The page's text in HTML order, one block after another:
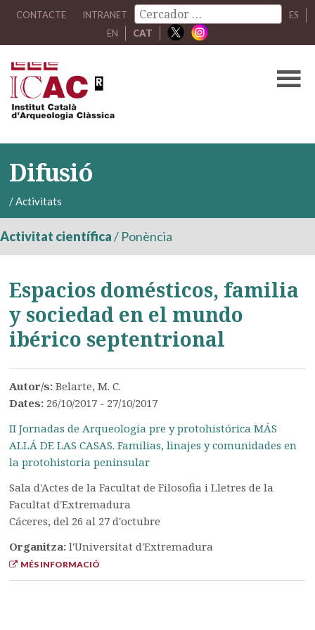
CONTACTE INTRANET
ES
EN
CAT
Difusió
/Activitats
Activitat científica/ Ponència
Espacios domésticos, familia
y sociedad en el mundo
ibérico septentrional
Autor/s:Belarte, M. C.
Dates: 26/10/2017 - 27/10/2017
II Jornadas de Arqueología pre y protohistórica MÁS
ALLÁ DE LAS CASAS. Familias, linajes y comunidades en
la protohistoria peninsular
Sala d'Actes de la Facultat de Filosofia i Lletres de la
Facultat d'Extremadura
Cáceres, del 26 al 27 d'octubre
Organitza:l'Universitat d'Extremadura
MÉS INFORMACIÓ